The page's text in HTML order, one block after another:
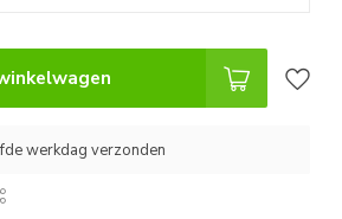
werkdag verzonden